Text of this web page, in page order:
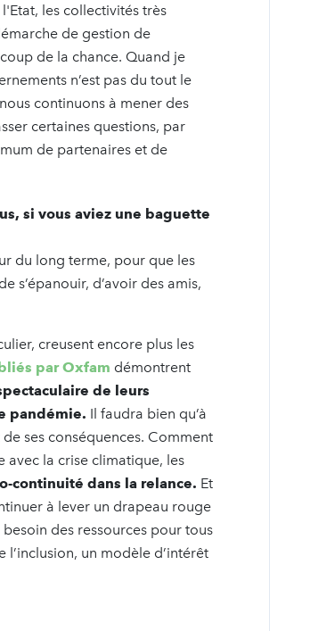
les collectivités très
de gestion de
de la chance. Quand je
n’est pas du tout le
continuons à mener des
certaines questions, par
de partenaires et de
si vous aviez une baguette
du long terme, pour que les
s’épanouir, d’avoir des amis,
creusent encore plus les
par Oxfam démontrent
de leurs
pandémie. Il faudra bien qu’à
ses conséquences. Comment
avec la crise climatique, les
continuité dans la relance. Et
à lever un drapeau rouge
des ressources pour tous
un modèle d’intérêt